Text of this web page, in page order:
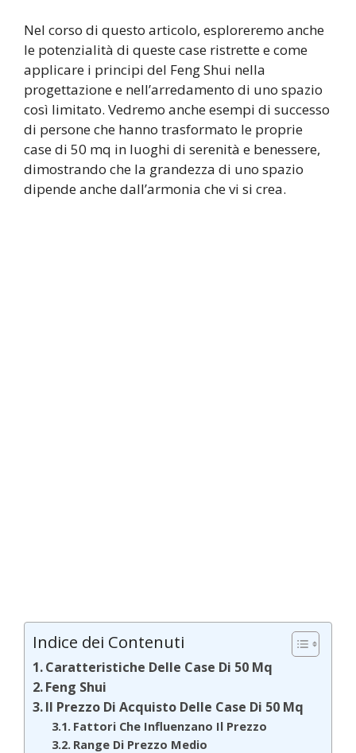
Nel corso di questo articolo, esploreremo anche
le potenzialità di queste case ristrette e come
applicare i principi del Feng Shui nella
progettazione e nell’arredamento di uno spazio
così limitato. Vedremo anche esempi di successo
di persone che hanno trasformato le proprie
case di 50 mq in luoghi di serenità e benessere,
dimostrando che la grandezza di uno spazio
dipende anche dall’armonia che vi si crea.
Indice dei Contenuti
Caratteristiche Delle Case Di 50 Mq
Feng Shui
Il Prezzo Di Acquisto Delle Case Di 50 Mq
Fattori Che Influenzano Il Prezzo
Range Di Prezzo Medio